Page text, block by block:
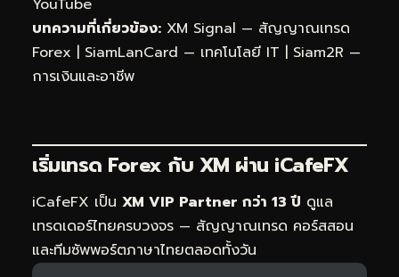
YouTube
บทความที่เกี่ยวข้อง: XM Signal — สัญญาณเทรด
Forex | SiamLanCard — เทคโนโลยี IT | Siam2R —
การเงินและอาชีพ
เริ่มเทรด Forex กับ XM ผ่าน iCafeFX
iCafeFX เป็น XM VIP Partner กว่า 13 ปี ดูแล
เทรดเดอร์ไทยครบวงจร — สัญญาณเทรด คอร์สสอน
และทีมซัพพอร์ตภาษาไทยตลอดทั้งวัน